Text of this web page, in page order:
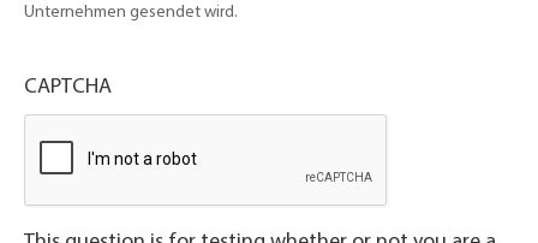
Unternehmen gesendet wird.
CAPTCHA